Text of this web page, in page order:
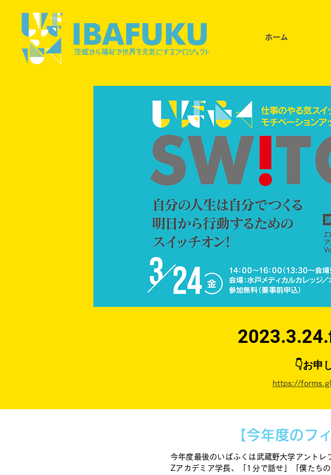
ホーム
👇お申
https://
【今年度のフ
今年度最後のいばふくは武蔵野大学アント
Zアカデミア学長、「1分で話せ」「僕たち